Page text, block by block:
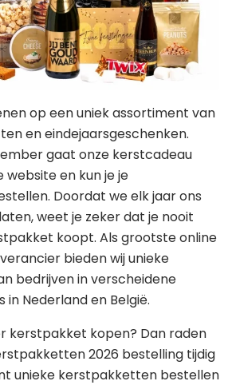
op een uniek assortiment van
en eindejaarsgeschenken.
gaat onze kerstcadeau
en kun je je
Doordat we elk jaar ons
weet je zeker dat je nooit
koopt. Als grootste online
bieden wij unieke
bedrijven in verscheidene
in Nederland en België.
kerstpakket kopen? Dan raden
2026 bestelling tijdig
unieke kerstpakketten bestellen